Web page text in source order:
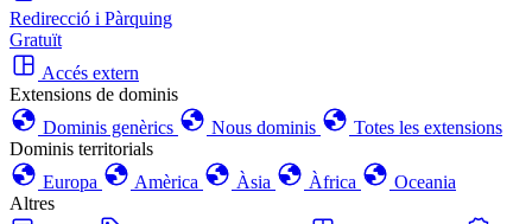
Redirecció i Pàrquing
Gratuït
Accés extern
Extensions de dominis
Dominis genèrics
Nous dominis
Totes les extensions
Dominis territorials
Europa
Amèrica Àsia Àfrica
Oceania
Altres